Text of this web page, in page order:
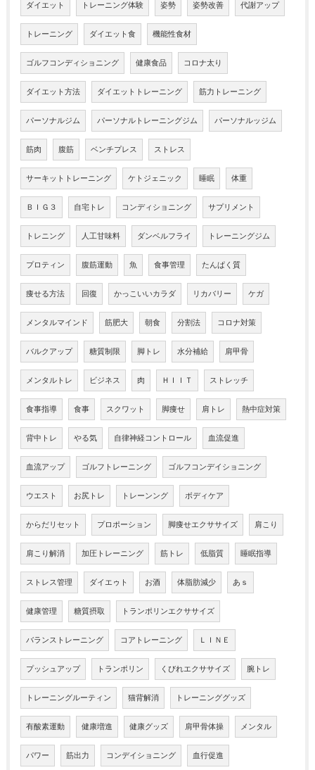
ダイエット トレーニング体験 姿勢 姿勢改善 代謝アップ
トレーニング ダイエット食 機能性食材
ゴルフコンディショニング 健康食品 コロナ太り
ダイエット方法 ダイエットトレーニング 筋力トレーニング
パーソナルジム パーソナルトレーニングジム パーソナルッジム
筋肉 腹筋 ベンチプレス ストレス
サーキットトレーニング ケトジェニック 睡眠 体重
ＢＩＧ３ 自宅トレ コンディショニング サプリメント
トレニング 人工甘味料 ダンベルフライ トレーニングジム
プロティン 腹筋運動 魚 食事管理 たんぱく質
痩せる方法 回復 かっこいいカラダ リカバリー ケガ
メンタルマインド 筋肥大 朝食 分割法 コロナ対策
バルクアップ 糖質制限 脚トレ 水分補給 肩甲骨
メンタルトレ ビジネス 肉 ＨＩＩＴ ストレッチ
食事指導 食事 スクワット 脚痩せ 肩トレ 熱中症対策
背中トレ やる気 自律神経コントロール 血流促進
血流アップ ゴルフトレーニング ゴルフコンデイショニング
ウエスト お尻トレ トレーンング ボディケア
からだリセット プロポーション 脚痩せエクササイズ 肩こり
肩こり解消 加圧トレーニング 筋トレ 低脂質 睡眠指導
ストレス管理 ダイエゥト お酒 体脂肪減少 あｓ
健康管理 糖質摂取 トランポリンエクササイズ
バランストレーニング コアトレーニング ＬＩＮＥ
プッシュアップ トランポリン くびれエクササイズ 腕トレ
トレーニングルーティン 猫背解消 トレーニンググッズ
有酸素運動 健康増進 健康グッズ 肩甲骨体操 メンタル
パワー 筋出力 コンデイショニング 血行促進